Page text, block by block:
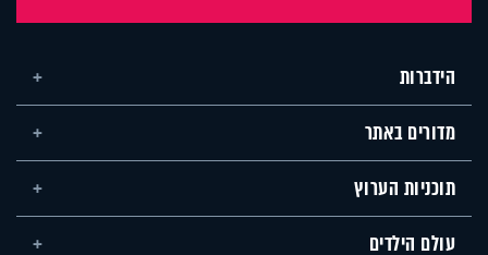
הידברות
מדורים באתר
תוכניות הערוץ
עולם הילדים